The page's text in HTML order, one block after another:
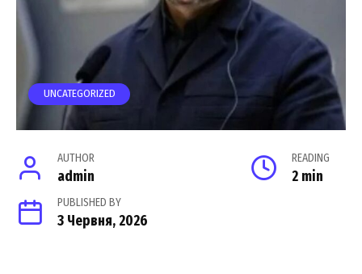
UNCATEGORIZED
AUTHOR
admin
READING
2 min
PUBLISHED BY
3 Червня, 2026